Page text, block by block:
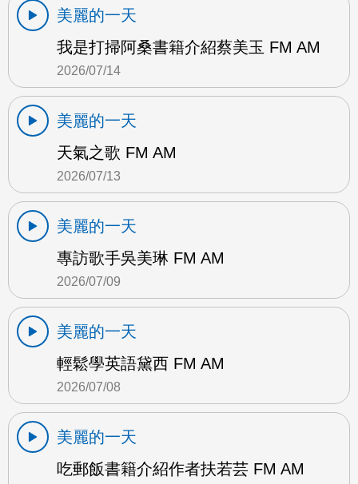
美麗的一天
我是打掃阿桑書籍介紹蔡美玉 FM AM
2026/07/14
美麗的一天
天氣之歌 FM AM
2026/07/13
美麗的一天
專訪歌手吳美琳 FM AM
2026/07/09
美麗的一天
輕鬆學英語黛西 FM AM
2026/07/08
美麗的一天
吃郵飯書籍介紹作者扶若芸 FM AM